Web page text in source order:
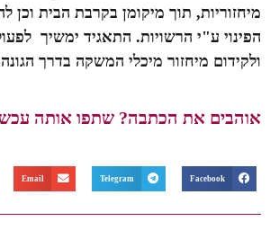
מיחזוריות, תוך מיקומן בקרבת הבית וכן
הפינוי ע"י הרשויות. התאגיד ימשיך
ולקידום מיחזור מיכלי המשקה בדרך
אוהבים את הכתבה? שתפו אותה
Facebook
Telegram
Email